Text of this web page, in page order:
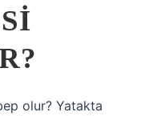
olur? Yatakta